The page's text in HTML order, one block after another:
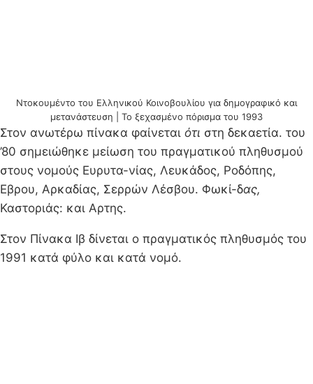
Ντοκουμέντο του Ελληνικού Κοινοβουλίου για δημογραφικό και
μετανάστευση | Το ξεχασμένο πόρισμα του 1993
Στον ανωτέρω πίνακα φαίνεται ότι στη δεκαετία. του
’80 σημειώθηκε μείωση του πραγματικού πληθυσμού
στους νομούς Ευρυτα-νίας, Λευκάδος, Ροδόπης,
Εβρου, Αρκαδίας, Σερρών Λέσβου. Φωκί-δας,
Καστοριάς: και Αρτης.
Στον Πίνακα Ιβ δίνεται ο πραγματικός πληθυσμός του
1991 κατά φύλο και κατά νομό.